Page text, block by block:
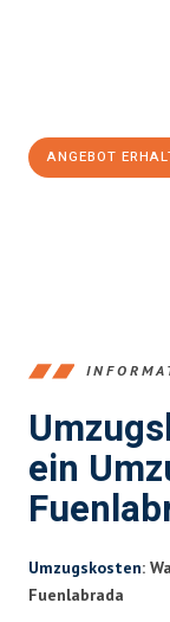
ANGEBOT
ein
Umzugskosten:
Fuenlabrada